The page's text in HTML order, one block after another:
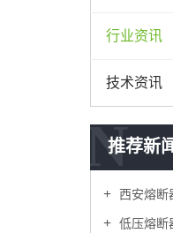
行业资讯
技术资讯
推荐新
N
西安熔断
低压熔断